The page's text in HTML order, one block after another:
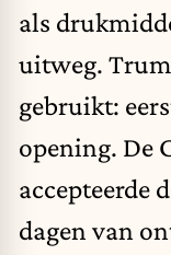
als
uitweg.
gebruikt:
opening. De
accepteerde
dagen van